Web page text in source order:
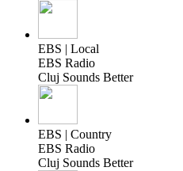
EBS | Local
EBS Radio
Cluj Sounds Better
EBS | Country
EBS Radio
Cluj Sounds Better